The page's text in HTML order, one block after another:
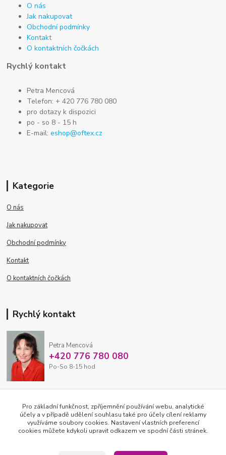
O nás
Jak nakupovat
Obchodní podmínky
Kontakt
O kontaktních čočkách
Rychlý kontakt
Petra Mencová
Telefon: + 420 776 780 080
pro dotazy k dispozici
po - so 8 - 15 h
E-mail:eshop@oftex.cz
Kategorie
O nás
Jak nakupovat
Obchodní podmínky
Kontakt
O kontaktních čočkách
Rychlý kontakt
Petra Mencová
+420 776 780 080
Po-So 8-15 hod
Pro základní funkčnost, zpříjemnění používání webu, analytické
účely a v případě udělení souhlasu také pro účely cílení reklamy
využíváme soubory cookies. Nastavení vlastních preferencí
cookies můžete kdykoli upravit odkazem ve spodní části stránek.